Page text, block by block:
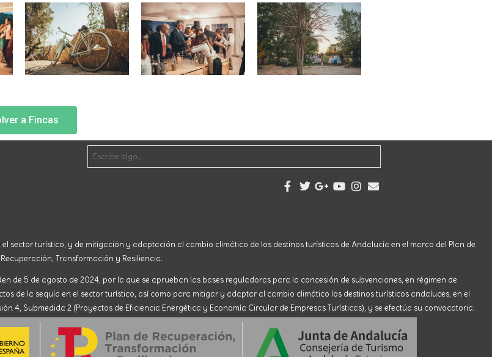
a Fincas
sector turístico, y de mitigación y adaptación al cambio climático de los destinos turísticos de Andalucía en el marco del Plan de
Recuperación, Transformación y Resiliencia.
de 5 de agosto de 2024, por la que se aprueban las bases reguladoras para la concesión de subvenciones, en régimen de
de la sequía en el sector turístico, así como para mitigar y adaptar al cambio climático los destinos turísticos andaluces, en el
4, Submedida 2 (Proyectos de Eficiencia Energética y Economía Circular de Empresas Turísticas), y se efectúa su convocatoria.